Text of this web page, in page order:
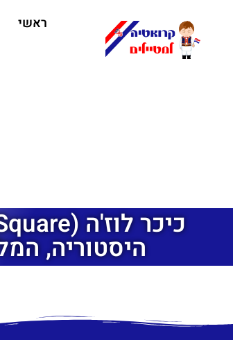
ראשי
היסטוריה,